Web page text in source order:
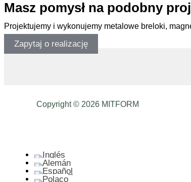
Masz pomysł na podobny
Projektujemy i wykonujemy metalowe breloki,
Zapytaj o realizację
Copyright © 2026 MITFORM